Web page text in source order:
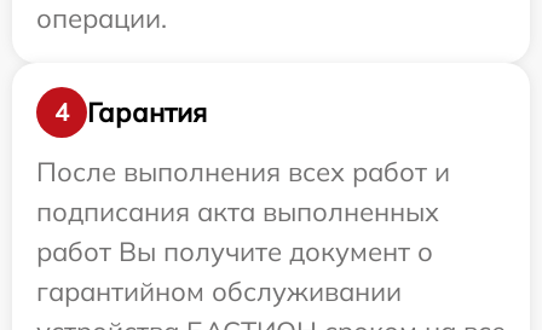
операции.
4
Гарантия
После выполнения всех работ и
подписания акта выполненных
работ Вы получите документ о
гарантийном обслуживании